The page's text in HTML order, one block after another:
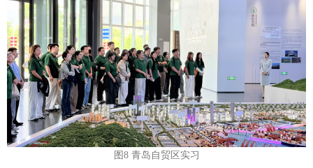
图8 青岛自贸区实习